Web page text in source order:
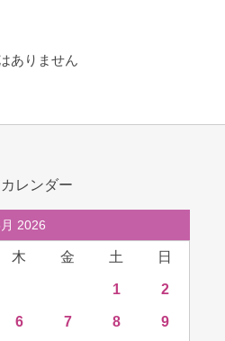
ありません
レンダー
2026
木 金 土 日
1 2
6 7 8 9